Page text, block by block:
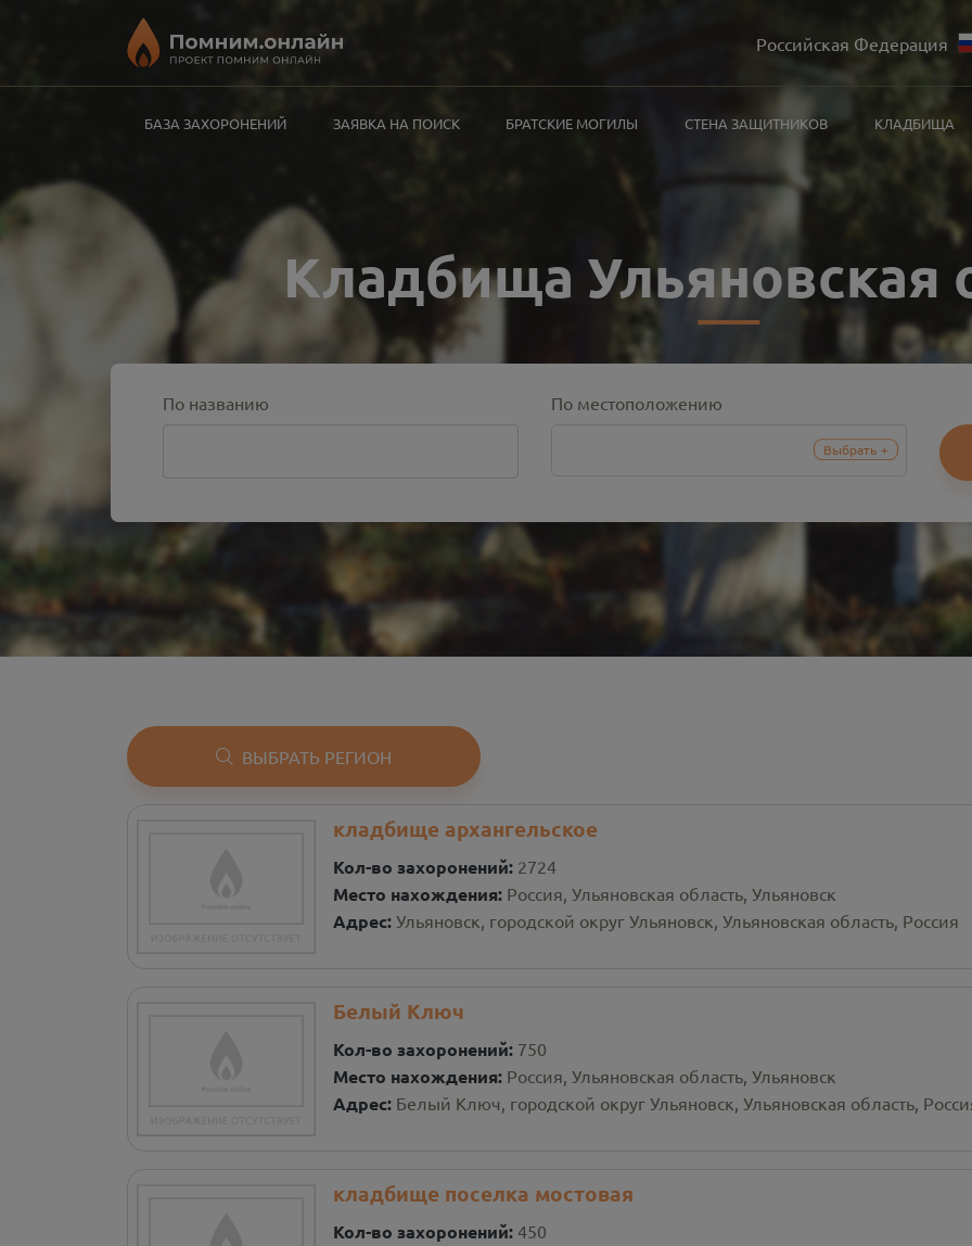
Российская Федерация
БАЗА ЗАХОРОНЕНИЙ ЗАЯВКА НА ПОИСК БРАТСКИЕ МОГИЛЫ СТЕНА ЗАЩИТНИКОВ КЛАДБИЩА
Кладбища Ульяновская
По названию По местоположению
Выбрать +
ВЫБРАТЬ РЕГИОН
кладбище архангельское
Кол-во захоронений: 2724
Место нахождения: Россия, Ульяновская область, Ульяновск
Адрес: Ульяновск, городской округ Ульяновск, Ульяновская область, Россия
Белый Ключ
Кол-во захоронений: 750
Место нахождения: Россия, Ульяновская область, Ульяновск
Адрес: Белый Ключ, городской округ Ульяновск, Ульяновская область,
кладбище поселка мостовая
Кол-во захоронений: 450